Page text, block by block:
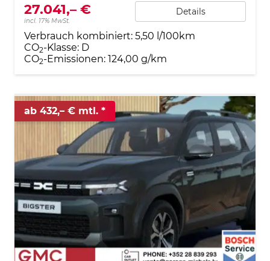
27.041,– €
incl. 17% MwSt.
Details
Verbrauch kombiniert: 5,50 l/100km
CO2-Klasse: D
CO2-Emissionen: 124,00 g/km
ab 432,– € mtl.